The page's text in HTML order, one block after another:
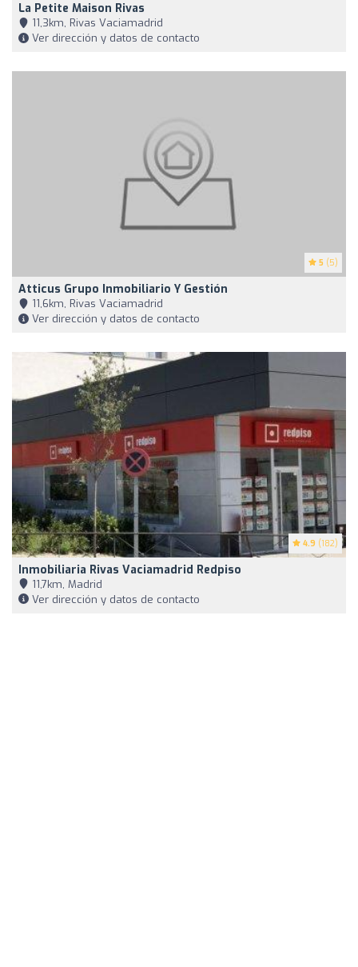
La Petite Maison Rivas
11,3km, Rivas Vaciamadrid
Ver dirección y datos de contacto
5 (5)
Atticus Grupo Inmobiliario Y Gestión
11,6km, Rivas Vaciamadrid
Ver dirección y datos de contacto
4.9 (182)
Inmobiliaria Rivas Vaciamadrid Redpiso
11,7km, Madrid
Ver dirección y datos de contacto